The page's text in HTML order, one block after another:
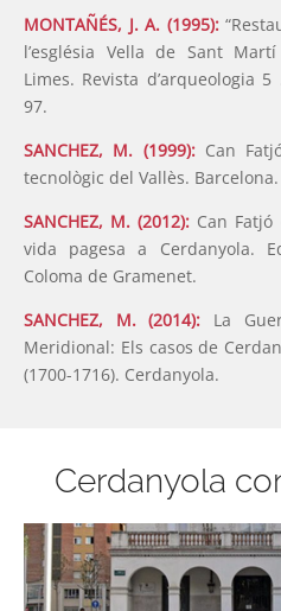
MONTAÑÉS, J. A. (1995):
l’església Vella de Sant
Limes. Revista d’arqueologia 5
97.
SANCHEZ, M. (1999):Can
tecnològic del Vallès. Barcelona.
SANCHEZ, M. (2012): Can
vida pagesa a Cerdanyola.
Coloma de Gramenet.
SANCHEZ, M. (2014): La
Meridional: Els casos de
(1700-1716). Cerdanyola.
Cerdanyola